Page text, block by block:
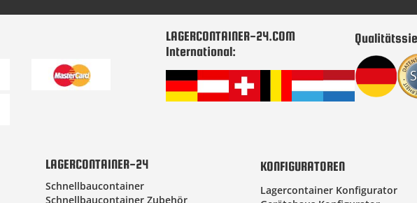
Newsletter
LAGERCONTAINER-24.COM
International:
LAGERCONTAINER-24
Schnellbaucontainer
Schnellbaucontainer Zubehör
KONFIGURATOREN
Lagercontainer Konfigurator